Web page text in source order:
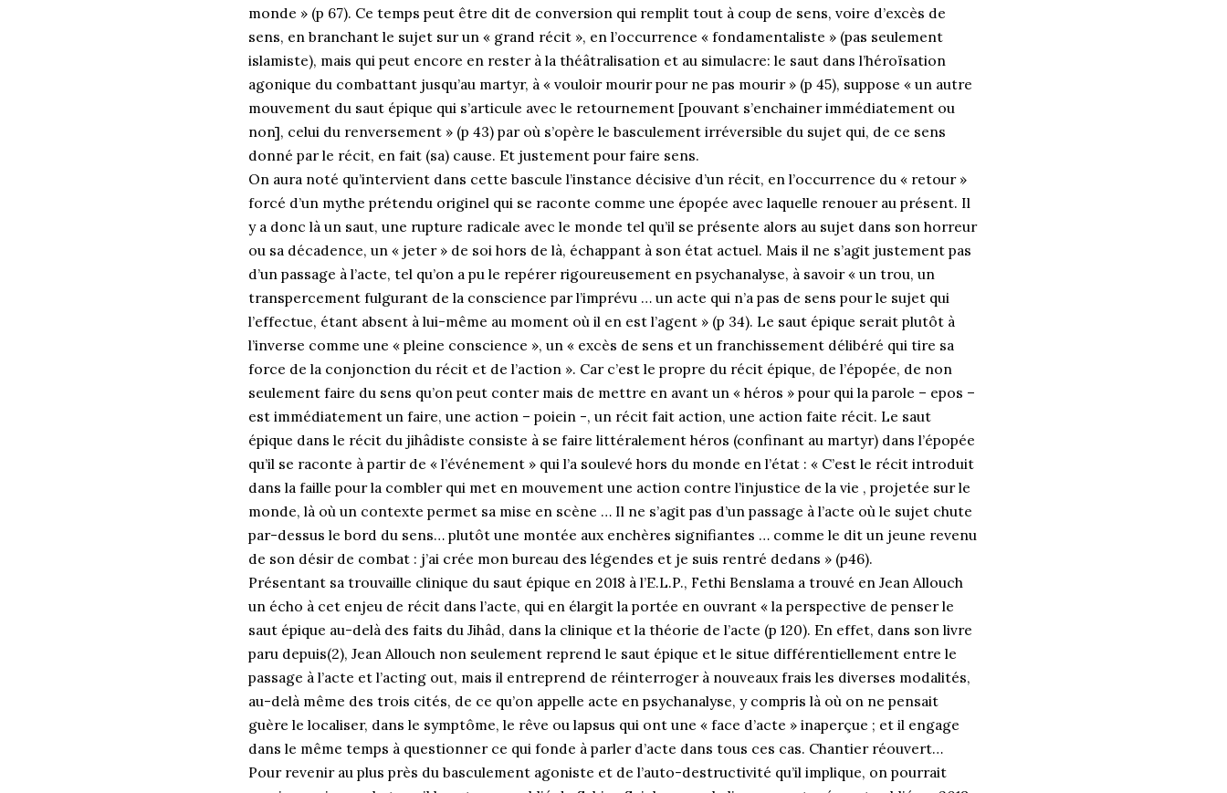
monde » (p 67). Ce temps peut être dit de conversion qui remplit tout à coup de sens, voire d’excès de
sens, en branchant le sujet sur un « grand récit », en l’occurrence « fondamentaliste » (pas seulement
islamiste), mais qui peut encore en rester à la théâtralisation et au simulacre: le saut dans l’héroïsation
agonique du combattant jusqu’au martyr, à « vouloir mourir pour ne pas mourir » (p 45), suppose « un autre
mouvement du saut épique qui s’articule avec le retournement [pouvant s’enchainer immédiatement ou
non], celui du renversement » (p 43) par où s’opère le basculement irréversible du sujet qui, de ce sens
donné par le récit, en fait (sa) cause. Et justement pour faire sens.
On aura noté qu’intervient dans cette bascule l’instance décisive d’un récit, en l’occurrence du « retour »
forcé d’un mythe prétendu originel qui se raconte comme une épopée avec laquelle renouer au présent. Il
y a donc là un saut, une rupture radicale avec le monde tel qu’il se présente alors au sujet dans son horreur
ou sa décadence, un « jeter » de soi hors de là, échappant à son état actuel. Mais il ne s’agit justement pas
d’un passage à l’acte, tel qu’on a pu le repérer rigoureusement en psychanalyse, à savoir « un trou, un
transpercement fulgurant de la conscience par l’imprévu … un acte qui n’a pas de sens pour le sujet qui
l’effectue, étant absent à lui-même au moment où il en est l’agent » (p 34). Le saut épique serait plutôt à
l’inverse comme une « pleine conscience », un « excès de sens et un franchissement délibéré qui tire sa
force de la conjonction du récit et de l’action ». Car c’est le propre du récit épique, de l’épopée, de non
seulement faire du sens qu’on peut conter mais de mettre en avant un « héros » pour qui la parole – epos –
est immédiatement un faire, une action – poiein -, un récit fait action, une action faite récit. Le saut
épique dans le récit du jihâdiste consiste à se faire littéralement héros (confinant au martyr) dans l’épopée
qu’il se raconte à partir de « l’événement » qui l’a soulevé hors du monde en l’état : « C’est le récit introduit
dans la faille pour la combler qui met en mouvement une action contre l’injustice de la vie , projetée sur le
monde, là où un contexte permet sa mise en scène … Il ne s’agit pas d’un passage à l’acte où le sujet chute
par-dessus le bord du sens… plutôt une montée aux enchères signifiantes … comme le dit un jeune revenu
de son désir de combat : j’ai crée mon bureau des légendes et je suis rentré dedans » (p46).
Présentant sa trouvaille clinique du saut épique en 2018 à l’E.L.P., Fethi Benslama a trouvé en Jean Allouch
un écho à cet enjeu de récit dans l’acte, qui en élargit la portée en ouvrant « la perspective de penser le
saut épique au-delà des faits du Jihâd, dans la clinique et la théorie de l’acte (p 120). En effet, dans son livre
paru depuis(2), Jean Allouch non seulement reprend le saut épique et le situe différentiellement entre le
passage à l’acte et l’acting out, mais il entreprend de réinterroger à nouveaux frais les diverses modalités,
au-delà même des trois cités, de ce qu’on appelle acte en psychanalyse, y compris là où on ne pensait
guère le localiser, dans le symptôme, le rêve ou lapsus qui ont une « face d’acte » inaperçue ; et il engage
dans le même temps à questionner ce qui fonde à parler d’acte dans tous ces cas. Chantier réouvert…
Pour revenir au plus près du basculement agoniste et de l’auto-destructivité qu’il implique, on pourrait